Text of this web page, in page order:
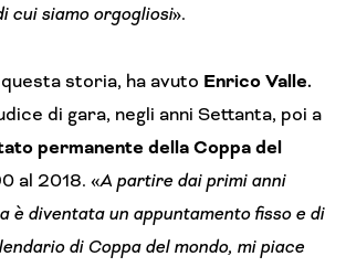
cui siamo orgogliosi».
storia, ha avuto Enrico Valle.
di gara, negli anni Settanta, poi a
permanente della Coppa del
al 2018. «A partire dai primi anni
è diventata un appuntamento fisso e di
di Coppa del mondo, mi piace